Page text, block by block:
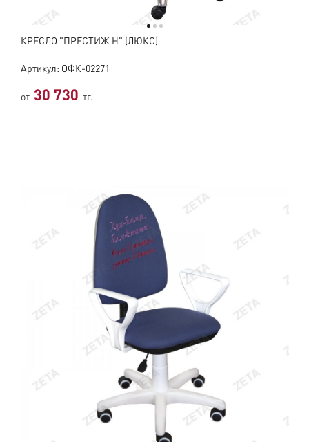
КРЕСЛО "ПРЕСТИЖ Н" (ЛЮКС)
Артикул: ОФК-02271
от 30 730 тг.